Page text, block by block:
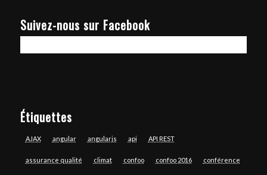
Suivez-nous sur Facebook
Étiquettes
AJAX angular angularjs api API REST
assurance qualité climat confoo confoo 2016 conférence